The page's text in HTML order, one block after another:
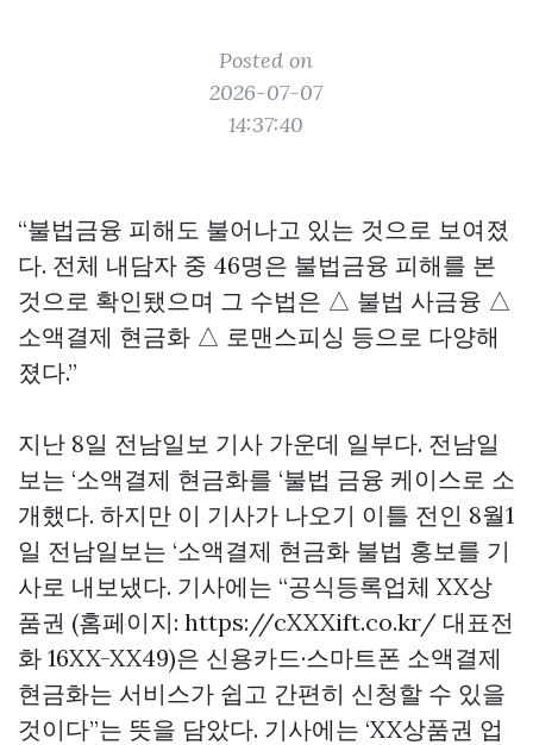
Posted on
2026-07-07
14:37:40
“불법금융 피해도 불어나고 있는 것으로 보여졌
다. 전체 내담자 중 46명은 불법금융 피해를 본
것으로 확인됐으며 그 수법은 △ 불법 사금융 △
소액결제 현금화 △ 로맨스피싱 등으로 다양해
졌다.”
지난 8일 전남일보 기사 가운데 일부다. 전남일
보는 ‘소액결제 현금화를 ‘불법 금융 케이스로 소
개했다. 하지만 이 기사가 나오기 이틀 전인 8월1
일 전남일보는 ‘소액결제 현금화 불법 홍보를 기
사로 내보냈다. 기사에는 “공식등록업체 XX상
품권 (홈페이지: https://cXXXift.co.kr/ 대표전
화 16XX-XX49)은 신용카드·스마트폰 소액결제
현금화는 서비스가 쉽고 간편히 신청할 수 있을
것이다”는 뜻을 담았다. 기사에는 ‘XX상품권 업